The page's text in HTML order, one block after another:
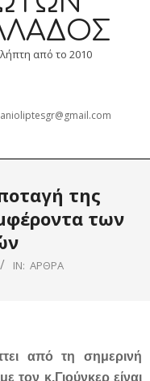
από το 2010
της
των
IN: ΆΡΘΡΑ
από τη σημερινή
κ.Γιούνκερ είναι